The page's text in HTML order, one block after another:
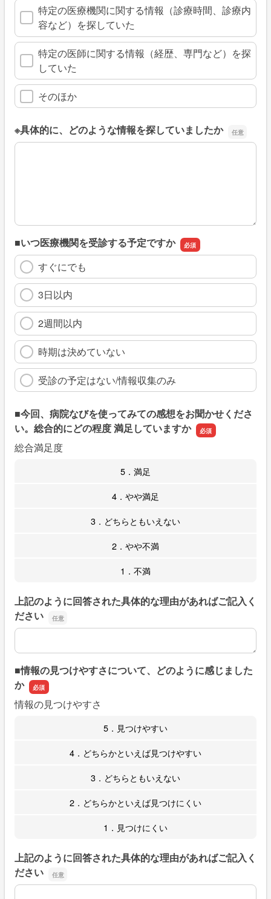
特定の医療機関に関する情報（診療時間、診療内
容など）を探していた
特定の医師に関する情報（経歴、専門など）を探
していた
そのほか
※具体的に、どのような情報を探していましたか
※具体的に、どのような情報を探していましたか
■いつ医療機関を受診する予定ですか
すぐにでも
3日以内
2週間以内
時期は決めていない
受診の予定はない/情報収集のみ
■今回、病院なびを使ってみての感想をお聞かせくださ
い。総合的にどの程度 満足していますか
総合満足度
5．満足
4．やや満足
3．どちらともいえない
2．やや不満
1．不満
上記のように回答された具体的な理由があればご記入く
ださい
上記のように回答された具体的な理由があればご記入くだ
■情報の見つけやすさについて、どのように感じました
か
情報の見つけやすさ
5．見つけやすい
4．どちらかといえば見つけやすい
3．どちらともいえない
2．どちらかといえば見つけにくい
1．見つけにくい
上記のように回答された具体的な理由があればご記入く
ださい
上記のように回答された具体的な理由があればご記入くだ